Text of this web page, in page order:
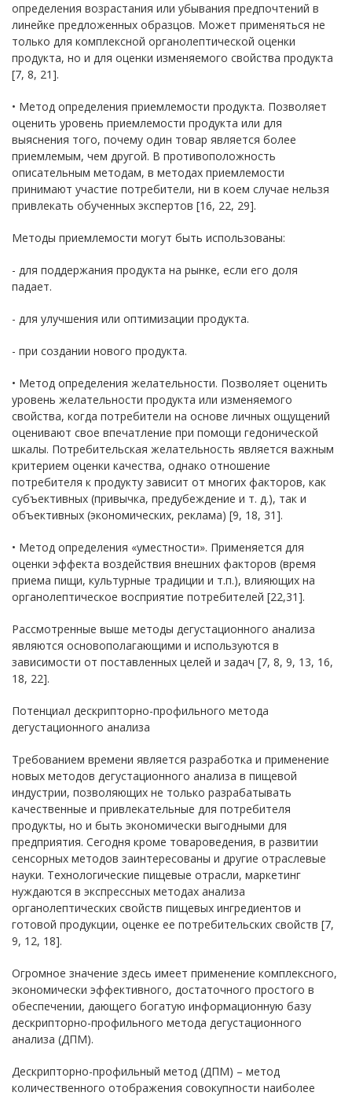
определения возрастания или убывания предпочтений в
линейке предложенных образцов. Может применяться не
только для комплексной органолептической оценки
продукта, но и для оценки изменяемого свойства продукта
[7, 8, 21].
• Метод определения приемлемости продукта. Позволяет
оценить уровень приемлемости продукта или для
выяснения того, почему один товар является более
приемлемым, чем другой. В противоположность
описательным методам, в методах приемлемости
принимают участие потребители, ни в коем случае нельзя
привлекать обученных экспертов [16, 22, 29].
Методы приемлемости могут быть использованы:
- для поддержания продукта на рынке, если его доля
падает.
- для улучшения или оптимизации продукта.
- при создании нового продукта.
• Метод определения желательности. Позволяет оценить
уровень желательности продукта или изменяемого
свойства, когда потребители на основе личных ощущений
оценивают свое впечатление при помощи гедонической
шкалы. Потребительская желательность является важным
критерием оценки качества, однако отношение
потребителя к продукту зависит от многих факторов, как
субъективных (привычка, предубеждение и т. д.), так и
объективных (экономических, реклама) [9, 18, 31].
• Метод определения «уместности». Применяется для
оценки эффекта воздействия внешних факторов (время
приема пищи, культурные традиции и т.п.), влияющих на
органолептическое восприятие потребителей [22,31].
Рассмотренные выше методы дегустационного анализа
являются основополагающими и используются в
зависимости от поставленных целей и задач [7, 8, 9, 13, 16,
18, 22].
Потенциал дескрипторно-профильного метода
дегустационного анализа
Требованием времени является разработка и применение
новых методов дегустационного анализа в пищевой
индустрии, позволяющих не только разрабатывать
качественные и привлекательные для потребителя
продукты, но и быть экономически выгодными для
предприятия. Сегодня кроме товароведения, в развитии
сенсорных методов заинтересованы и другие отраслевые
науки. Технологические пищевые отрасли, маркетинг
нуждаются в экспрессных методах анализа
органолептических свойств пищевых ингредиентов и
готовой продукции, оценке ее потребительских свойств [7,
9, 12, 18].
Огромное значение здесь имеет применение комплексного,
экономически эффективного, достаточного простого в
обеспечении, дающего богатую информационную базу
дескрипторно-профильного метода дегустационного
анализа (ДПМ).
Дескрипторно-профильный метод (ДПМ) – метод
количественного отображения совокупности наиболее